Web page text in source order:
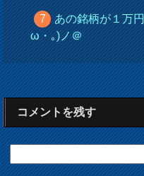
あの銘柄が１万
ω・｡)ノ＠
コメントを残す